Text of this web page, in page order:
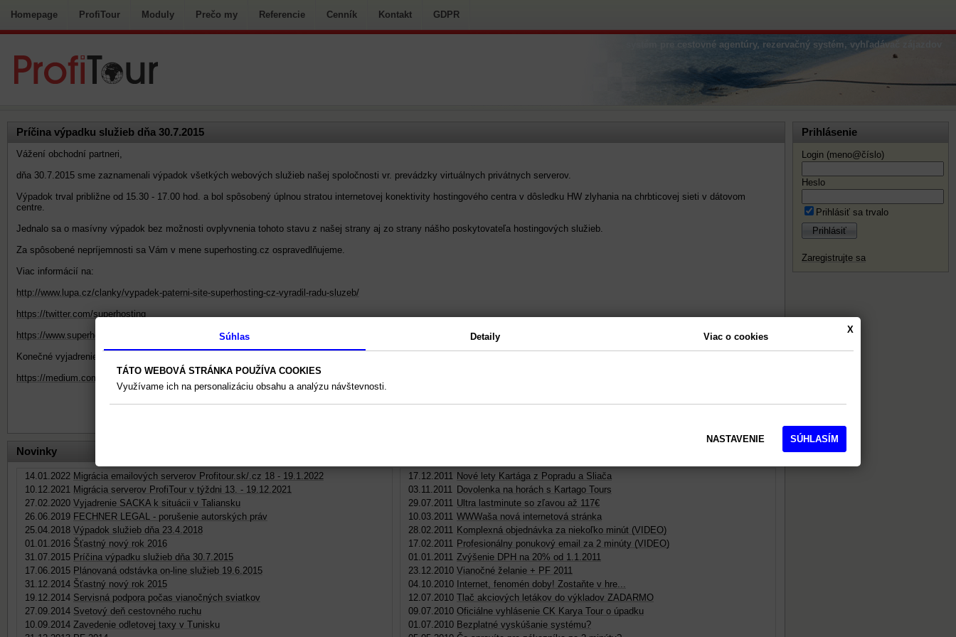
Homepage ProfiTour Moduly Prečo my Referencie Cenník Kontakt GDPR
systém pre cestovné agentúry, rezervačný systém, vyhľadávač zájazdov
Príčina výpadku služieb dňa 30.7.2015
Vážení obchodní partneri,
dňa 30.7.2015 sme zaznamenali výpadok všetkých webových služieb našej spoločnosti vr. prevádzky virtuálnych privátnych serverov.
Výpadok trval približne od 15.30 - 17.00 hod. a bol spôsobený úplnou stratou internetovej konektivity hostingového centra v dôsledku HW zlyhania na chrbticovej sieti v dátovom
centre.
Jednalo sa o masívny výpadok bez možnosti ovplyvnenia tohoto stavu z našej strany aj zo strany nášho poskytovateľa hostingových služieb.
Za spôsobené nepríjemnosti sa Vám v mene superhosting.cz ospravedlňujeme.
Viac informácií na:
http://www.lupa.cz/clanky/vypadek-paterni-site-superhosting-cz-vyradil-radu-sluzeb/
https://twitter.com/superhosting
https://www.superhosting.cz/novinky/vypadek-paterni-site-15-30
Konečné vyjadrenie superhosting.cz k výpadku a ospravedlnenie CEO spoločnosti:
https://medium.com/@cdn77/omluva-a-vysv%C4%9Btlen%C3%AD-v%C3%BDpadku-s%C3%ADt%C4%9B-superhostingu-z-30-7-2015-4a2acb2d7e35
Novinky
14.01.2022 Migrácia emailových serverov Profitour.sk/.cz 18 - 19.1.2022
10.12.2021 Migrácia serverov ProfiTour v týždni 13. - 19.12.2021
27.02.2020 Vyjadrenie SACKA k situácii v Taliansku
26.06.2019 FECHNER LEGAL - porušenie autorských práv
25.04.2018 Výpadok služieb dňa 23.4.2018
01.01.2016 Šťastný nový rok 2016
31.07.2015 Príčina výpadku služieb dňa 30.7.2015
17.06.2015 Plánovaná odstávka on-line služieb 19.6.2015
31.12.2014 Šťastný nový rok 2015
19.12.2014 Servisná podpora počas vianočných sviatkov
27.09.2014 Svetový deň cestovného ruchu
10.09.2014 Zavedenie odletovej taxy v Tunisku
17.12.2011 Nové lety Kartága z Popradu a Sliača
03.11.2011 Dovolenka na horách s Kartago Tours
29.07.2011 Ultra lastminute so zľavou až 117€
10.03.2011 WWWaša nová internetová stránka
28.02.2011 Komplexná objednávka za niekoľko minút (VIDEO)
17.02.2011 Profesionálny ponukový email za 2 minúty (VIDEO)
01.01.2011 Zvýšenie DPH na 20% od 1.1.2011
23.12.2010 Vianočné želanie + PF 2011
04.10.2010 Internet, fenomén doby! Zostaňte v hre...
12.07.2010 Tlač akciových letákov do výkladov ZADARMO
09.07.2010 Oficiálne vyhlásenie CK Karya Tour o úpadku
01.07.2010 Bezplatné vyskúšanie systému?
Prihlásenie
Login (meno@číslo)
Heslo
Prihlásiť sa trvalo
Prihlásiť
Zaregistrujte sa
X
Súhlas Detaily Viac o cookies
TÁTO WEBOVÁ STRÁNKA POUŽÍVA COOKIES
Využívame ich na personalizáciu obsahu a analýzu návštevnosti.
NASTAVENIE SÚHLASÍM